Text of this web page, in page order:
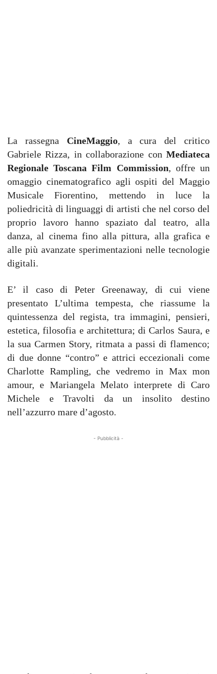
La rassegna CineMaggio, a cura del critico
Gabriele Rizza, in collaborazione con Mediateca
Regionale Toscana Film Commission, offre un
omaggio cinematografico agli ospiti del Maggio
Musicale Fiorentino, mettendo in luce la
poliedricità di linguaggi di artisti che nel corso del
proprio lavoro hanno spaziato dal teatro, alla
danza, al cinema fino alla pittura, alla grafica e
alle più avanzate sperimentazioni nelle tecnologie
digitali.
E’ il caso di Peter Greenaway, di cui viene
presentato L’ultima tempesta, che riassume la
quintessenza del regista, tra immagini, pensieri,
estetica, filosofia e architettura; di Carlos Saura, e
la sua Carmen Story, ritmata a passi di flamenco;
di due donne “contro” e attrici eccezionali come
Charlotte Rampling, che vedremo in Max mon
amour, e Mariangela Melato interprete di Caro
Michele e Travolti da un insolito destino
nell’azzurro mare d’agosto.
- Pubblicità -